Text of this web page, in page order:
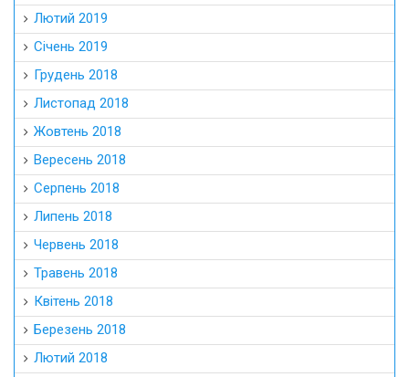
Лютий 2019
Січень 2019
Грудень 2018
Листопад 2018
Жовтень 2018
Вересень 2018
Серпень 2018
Липень 2018
Червень 2018
Травень 2018
Квітень 2018
Березень 2018
Лютий 2018